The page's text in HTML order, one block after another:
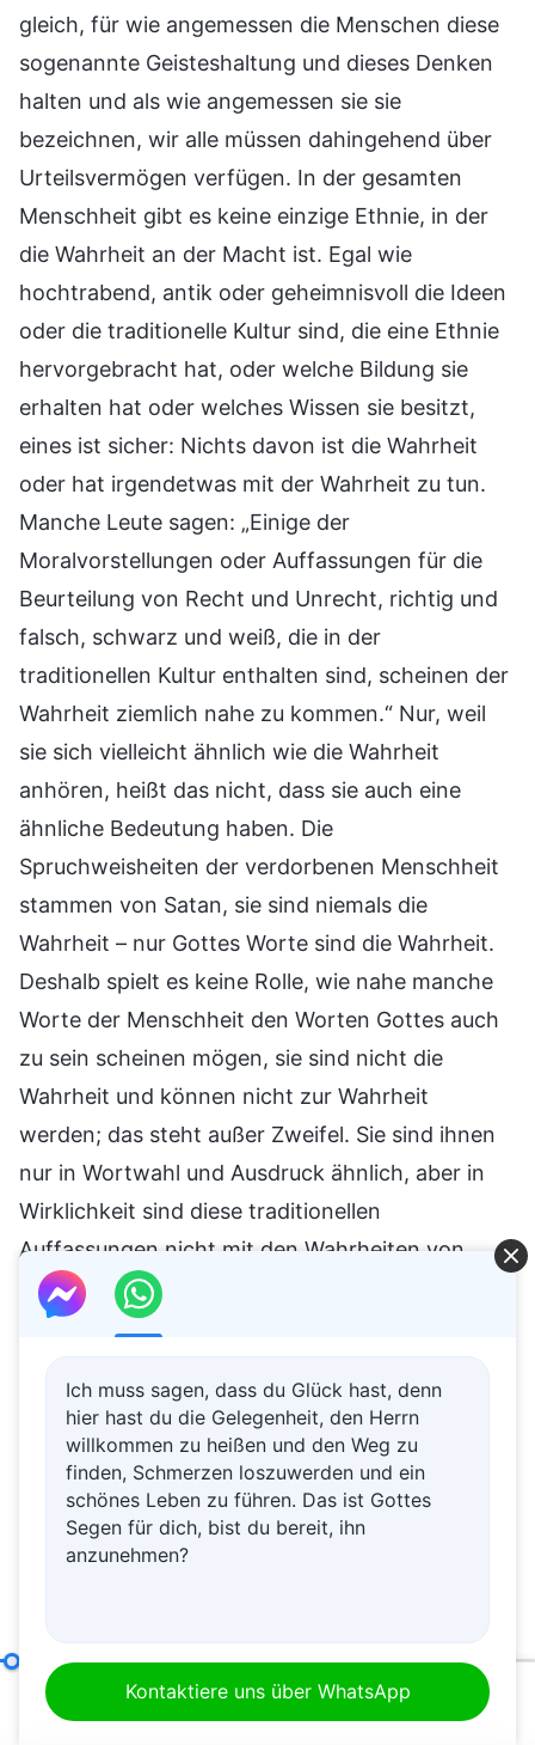
gleich, für wie angemessen die Menschen diese
sogenannte Geisteshaltung und dieses Denken
halten und als wie angemessen sie sie
bezeichnen, wir alle müssen dahingehend über
Urteilsvermögen verfügen. In der gesamten
Menschheit gibt es keine einzige Ethnie, in der
die Wahrheit an der Macht ist. Egal wie
hochtrabend, antik oder geheimnisvoll die Ideen
oder die traditionelle Kultur sind, die eine Ethnie
hervorgebracht hat, oder welche Bildung sie
erhalten hat oder welches Wissen sie besitzt,
eines ist sicher: Nichts davon ist die Wahrheit
oder hat irgendetwas mit der Wahrheit zu tun.
Manche Leute sagen: „Einige der
Moralvorstellungen oder Auffassungen für die
Beurteilung von Recht und Unrecht, richtig und
falsch, schwarz und weiß, die in der
traditionellen Kultur enthalten sind, scheinen der
Wahrheit ziemlich nahe zu kommen.“ Nur, weil
sie sich vielleicht ähnlich wie die Wahrheit
anhören, heißt das nicht, dass sie auch eine
ähnliche Bedeutung haben. Die
Spruchweisheiten der verdorbenen Menschheit
stammen von Satan, sie sind niemals die
Wahrheit – nur Gottes Worte sind die Wahrheit.
Deshalb spielt es keine Rolle, wie nahe manche
Worte der Menschheit den Worten Gottes auch
zu sein scheinen mögen, sie sind nicht die
Wahrheit und können nicht zur Wahrheit
werden; das steht außer Zweifel. Sie sind ihnen
nur in Wortwahl und Ausdruck ähnlich, aber in
Wirklichkeit sind diese traditionellen
Auffassungen nicht mit den Wahrheiten von
Gottes Worten vereinbar. Obwohl es
möglicherweise eine gewisse Ähnlichkeit in
diese Worte nicht aus derselben Quelle. Die
Worte Gottes stammen vom Schöpfer, während
die Worte, Ideen und Ansichten der traditionellen
Kultur von Satan und Dämonen stammen.
Manche Leute sagen: „Die Ideen, Ansichten und
Lügen und Irrtümer sind, können sie zur
Wahrheit werden, wenn die Menschen sie
Ich muss sagen, dass du Glück hast, denn
hier hast du die Gelegenheit, den Herrn
willkommen zu heißen und den Weg zu
finden, Schmerzen loszuwerden und ein
schönes Leben zu führen. Das ist Gottes
Segen für dich, bist du bereit, ihn
anzunehmen?
Kontaktiere uns über WhatsApp
Exkurs 1:Was ist die Wahrheit?(Abschnitt Sechs)